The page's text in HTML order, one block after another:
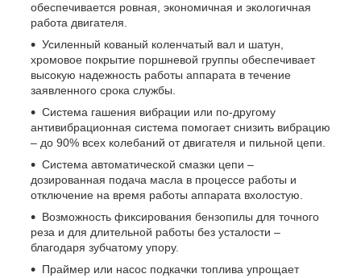
обеспечивается ровная, экономичная и экологичная
работа двигателя.
Усиленный кованый коленчатый вал и шатун,
хромовое покрытие поршневой группы обеспечивает
высокую надежность работы аппарата в течение
заявленного срока службы.
Система гашения вибрации или по-другому
антивибрационная система помогает снизить вибрацию
– до 90% всех колебаний от двигателя и пильной цепи.
Система автоматической смазки цепи –
дозированная подача масла в процессе работы и
отключение на время работы аппарата вхолостую.
Возможность фиксирования бензопилы для точного
реза и для длительной работы без усталости –
благодаря зубчатому упору.
Праймер или насос подкачки топлива упрощает